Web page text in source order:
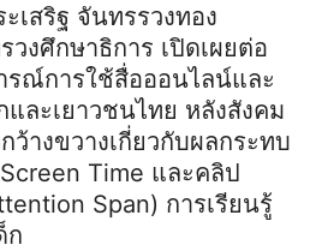
เสริฐ จันทรรวงทอง
วงศึกษาธิการ เปิดเผยต่อ
ณ์การใช้สื่อออนไลน์และ
และเยาวชนไทย หลังสังคม
ว้างขวางเกี่ยวกับผลกระทบ
Time และคลิป
Span) การเรียนรู้
ก